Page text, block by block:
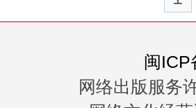
闽ICP
网络出版服务